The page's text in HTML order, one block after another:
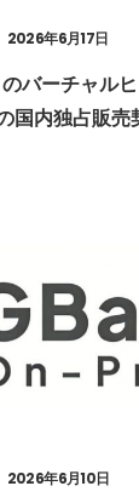
2026年6月17日
バーチャル
国内独占販売
2026年6月10日